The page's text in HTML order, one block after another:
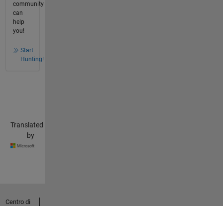
community
can
help
you!
Start
Hunting!
Translated
by
Centro di